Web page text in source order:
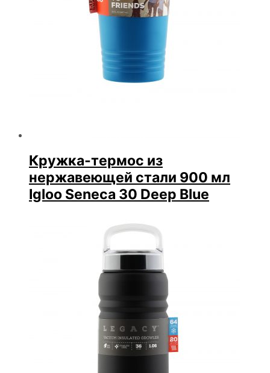
Кружка-термос из
нержавеющей стали 900 мл
Igloo Seneca 30 Deep Blue